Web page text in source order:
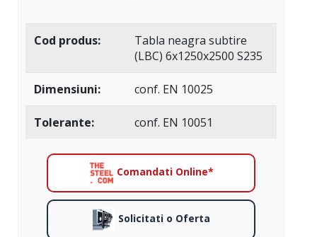
Cod produs:
Tabla neagra subtire
(LBC) 6x1250x2500 S235
Dimensiuni: conf. EN 10025
Tolerante: conf. EN 10051
Comandati Online*
Solicitati o Oferta